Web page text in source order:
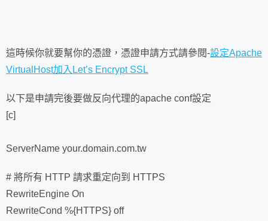
這時候你就要幫你的憑證，憑證申請方式請參閱-設定Apache
VirtualHost加入Let’s Encrypt SSL
以下是申請完後要做反向代理的apache conf設定
[c]
ServerName your.domain.com.tw
# 將所有 HTTP 請求重定向到 HTTPS
RewriteEngine On
RewriteCond %{HTTPS} off